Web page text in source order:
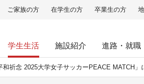
ご家族の方 在学生の方 卒業生の方
学生生活 施設紹介 進路・就職
祈念 2025大学女子サッカーPEACE MATCH」